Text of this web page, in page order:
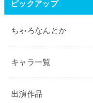
ピックアップ
ちゃろなんとか
キャラ一覧
出演作品